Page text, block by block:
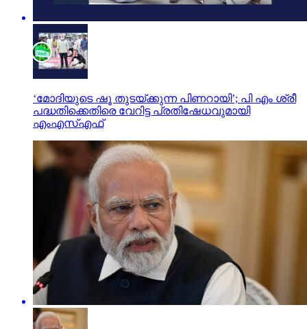
‘മോദിയുടെ ഷൂ തുടയ്ക്കുന്ന പിണറായി’; പി എം ശ്രീ
പദ്ധതിക്കെതിരെ വേറിട്ട പ്രതിഷേധവുമായി
എംഎസ്എഫ്